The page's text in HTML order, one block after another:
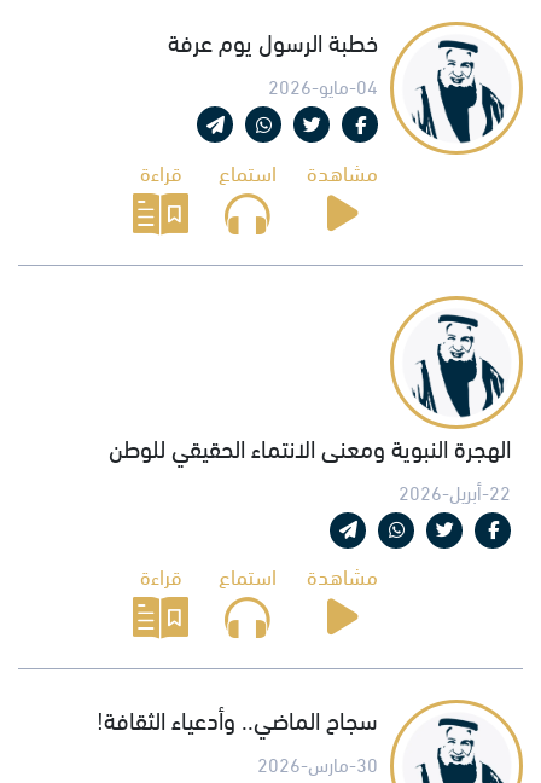
خطبة الرسول يوم عرفة
04-مايو-2026
مشاهدة استماع قراءة
الهجرة النبوية ومعنى الانتماء الحقيقي للوطن
22-أبريل-2026
مشاهدة استماع قراءة
سجاح الماضي.. وأدعياء الثقافة!
30-مارس-2026